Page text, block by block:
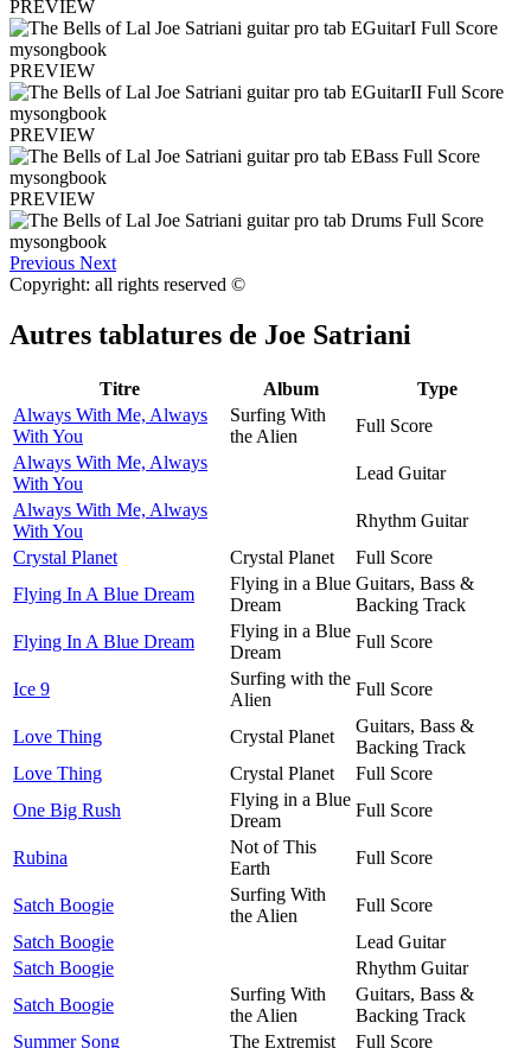
PREVIEW
PREVIEW
PREVIEW
PREVIEW
Previous Next
Copyright: all rights reserved ©
Autres tablatures de Joe Satriani
Titre Album
Type
Always With Me, Always
With You
Surfing With
the Alien
Full Score
Always With Me, Always
With You
Lead Guitar
Always With Me, Always
With You
Rhythm Guitar
Crystal Planet
Crystal Planet
Full Score
Flying In A Blue Dream
Flying in a Blue
Dream
Guitars, Bass &
Backing Track
Flying In A Blue Dream
Flying in a Blue
Dream
Full Score
Ice 9
Surfing with the
Alien
Full Score
Love Thing Crystal Planet
Guitars, Bass &
Backing Track
Love Thing
Crystal Planet
Full Score
One Big Rush
Flying in a Blue
Dream
Full Score
Rubina
Not of This
Earth
Full Score
Satch Boogie
Surfing With
the Alien
Full Score
Satch Boogie
Lead Guitar
Satch Boogie
Rhythm Guitar
Satch Boogie
Surfing With
the Alien
Guitars, Bass &
Backing Track
Summer Song
The Extremist
Full Score